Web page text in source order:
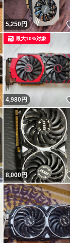
いいね！
5,250円
いいね！
4,980円
最大10%対象
いいね！
8,000円